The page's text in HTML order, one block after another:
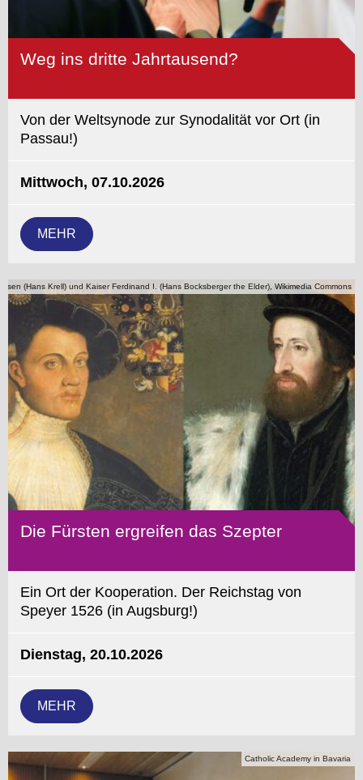
Weg ins dritte Jahrtausend?
Von der Weltsynode zur Synodalität vor Ort (in
Passau!)
Mittwoch, 07.10.2026
MEHR
(Hans Krell) und Kaiser Ferdinand I. (Hans Bocksberger the Elder), Wikimedia Commons
Die Fürsten ergreifen das Szepter
Ein Ort der Kooperation. Der Reichstag von
Speyer 1526 (in Augsburg!)
Dienstag, 20.10.2026
MEHR
Catholic Academy in Bavaria